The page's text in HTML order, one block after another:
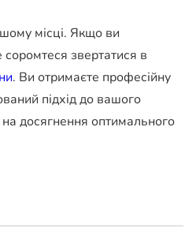
місці. Якщо ви
звертатися в
. Ви отримаєте професійну
підхід до вашого
досягнення оптимального